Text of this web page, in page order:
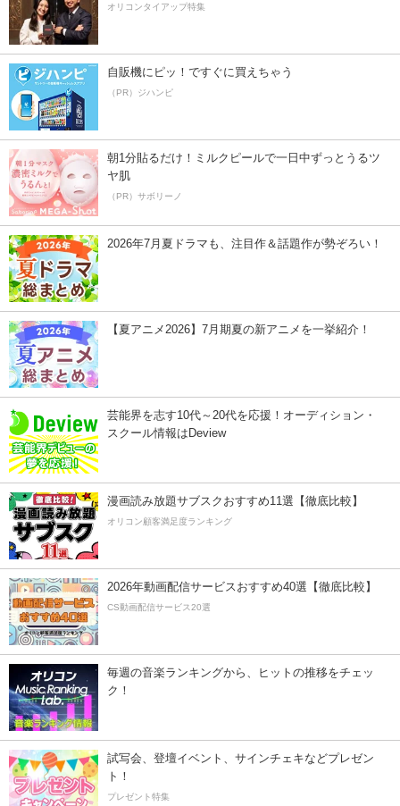
オリコンタイアップ特集
自販機にピッ！ですぐに買えちゃう
（PR）ジハンピ
朝1分貼るだけ！ミルクピールで一日中ずっとうるツ
ヤ肌
（PR）サボリーノ
2026年7月夏ドラマも、注目作＆話題作が勢ぞろい！
【夏アニメ2026】7月期夏の新アニメを一挙紹介！
芸能界を志す10代～20代を応援！オーディション・
スクール情報はDeview
漫画読み放題サブスクおすすめ11選【徹底比較】
オリコン顧客満足度ランキング
2026年動画配信サービスおすすめ40選【徹底比較】
CS動画配信サービス20選
毎週の音楽ランキングから、ヒットの推移をチェッ
ク！
試写会、登壇イベント、サインチェキなどプレゼン
ト！
プレゼント特集